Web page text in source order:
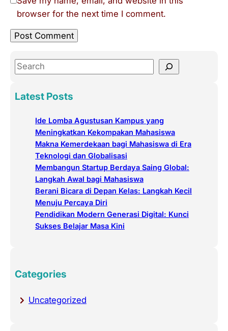
browser for the next time I comment.
S
aLatest Posts
Ide Lomba Agustusan Kampus yang
Meningkatkan Kekompakan Mahasiswa
Makna Kemerdekaan bagi Mahasiswa di Era
Teknologi dan Globalisasi
Membangun Startup Berdaya Saing Global:
Langkah Awal bagi Mahasiswa
Berani Bicara di Depan Kelas: Langkah Kecil
Menuju Percaya Diri
Pendidikan Modern Generasi Digital: Kunci
Sukses Belajar Masa Kini
Categories
Uncategorized